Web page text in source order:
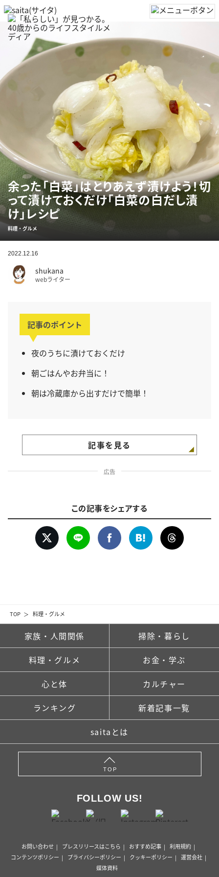
TOP 料理・グルメ
余った「白菜」はとりあえず漬けよう！切
って漬けておくだけ「白菜の白だし漬
け」レシピ
料理・グルメ
2022.12.16
shukana
webライター
記事のポイント
夜のうちに漬けておくだけ
朝ごはんやお弁当に！
朝は冷蔵庫から出すだけで簡単！
記事を見る
広告
この記事をシェアする
家族・人間関係 掃除・暮らし
料理・グルメ お金・学ぶ
心と体 カルチャー
ランキング 新着記事一覧
saitaとは
TOP
FOLLOW US!
お問い合わせ プレスリリースはこちら おすすめ記事
利用規約
コンテンツポリシー
プライバシーポリシー クッキーポリシー
運営会社
媒体資料